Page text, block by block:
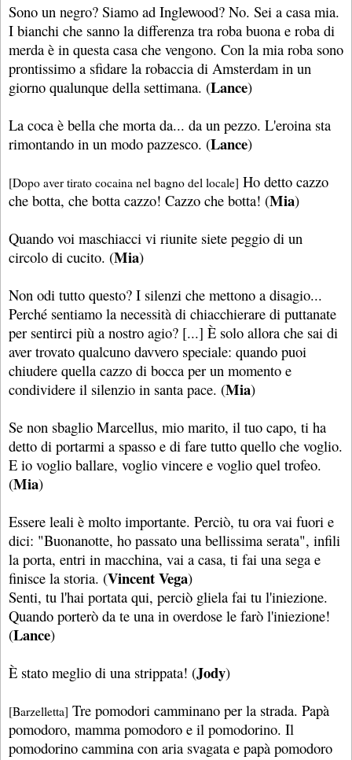
Sono un negro? Siamo ad Inglewood? No. Sei a casa mia.
I bianchi che sanno la differenza tra roba buona e roba di
merda è in questa casa che vengono. Con la mia roba sono
prontissimo a sfidare la robaccia di Amsterdam in un
giorno qualunque della settimana. (Lance)
La coca è bella che morta da... da un pezzo. L'eroina sta
rimontando in un modo pazzesco. (Lance)
[Dopo aver tirato cocaina nel bagno del locale] Ho detto cazzo
che botta, che botta cazzo! Cazzo che botta! (Mia)
Quando voi maschiacci vi riunite siete peggio di un
circolo di cucito. (Mia)
Non odi tutto questo? I silenzi che mettono a disagio...
Perché sentiamo la necessità di chiacchierare di puttanate
per sentirci più a nostro agio? [...] È solo allora che sai di
aver trovato qualcuno davvero speciale: quando puoi
chiudere quella cazzo di bocca per un momento e
condividere il silenzio in santa pace. (Mia)
Se non sbaglio Marcellus, mio marito, il tuo capo, ti ha
detto di portarmi a spasso e di fare tutto quello che voglio.
E io voglio ballare, voglio vincere e voglio quel trofeo.
(Mia)
Essere leali è molto importante. Perciò, tu ora vai fuori e
dici: "Buonanotte, ho passato una bellissima serata", infili
la porta, entri in macchina, vai a casa, ti fai una sega e
finisce la storia. (Vincent Vega)
Senti, tu l'hai portata qui, perciò gliela fai tu l'iniezione.
Quando porterò da te una in overdose le farò l'iniezione!
(Lance)
È stato meglio di una strippata! (Jody)
[Barzelletta] Tre pomodori camminano per la strada. Papà
pomodoro, mamma pomodoro e il pomodorino. Il
pomodorino cammina con aria svagata e papà pomodoro